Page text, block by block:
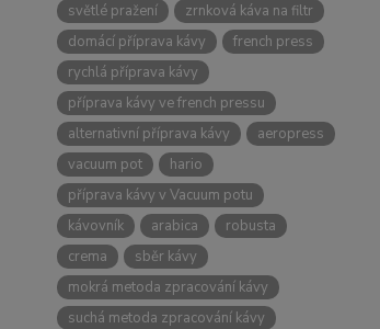
světlé pražení
zrnková káva na filtr
domácí příprava kávy
french press
rychlá příprava kávy
příprava kávy ve french pressu
alternativní příprava kávy
aeropress
vacuum pot
hario
příprava kávy v Vacuum potu
kávovník
arabica
robusta
crema
sběr kávy
mokrá metoda zpracování kávy
suchá metoda zpracování kávy